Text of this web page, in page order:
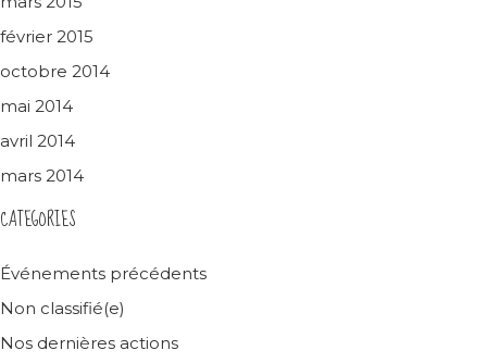
février 2015
octobre 2014
mai 2014
avril 2014
mars 2014
CATEGORIES
Événements précédents
Non classifié(e)
Nos dernières actions